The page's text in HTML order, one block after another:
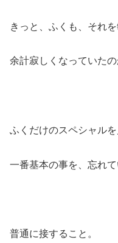
きっと、ふくも、それ
余計寂しくなっていたの
ふくだけのスペシャル
一番基本の事を、忘れて
普通に接すること。